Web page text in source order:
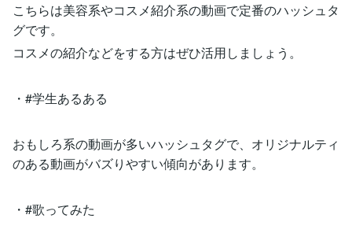
こちらは美容系やコスメ紹介系の動画で定番のハッシュタ
グです。
コスメの紹介などをする方はぜひ活用しましょう。
・#学生あるある
おもしろ系の動画が多いハッシュタグで、オリジナルティ
のある動画がバズりやすい傾向があります。
・#歌ってみた